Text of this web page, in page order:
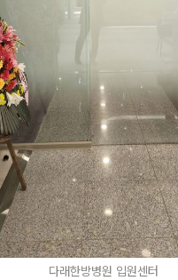
다래한방병원 입원센터